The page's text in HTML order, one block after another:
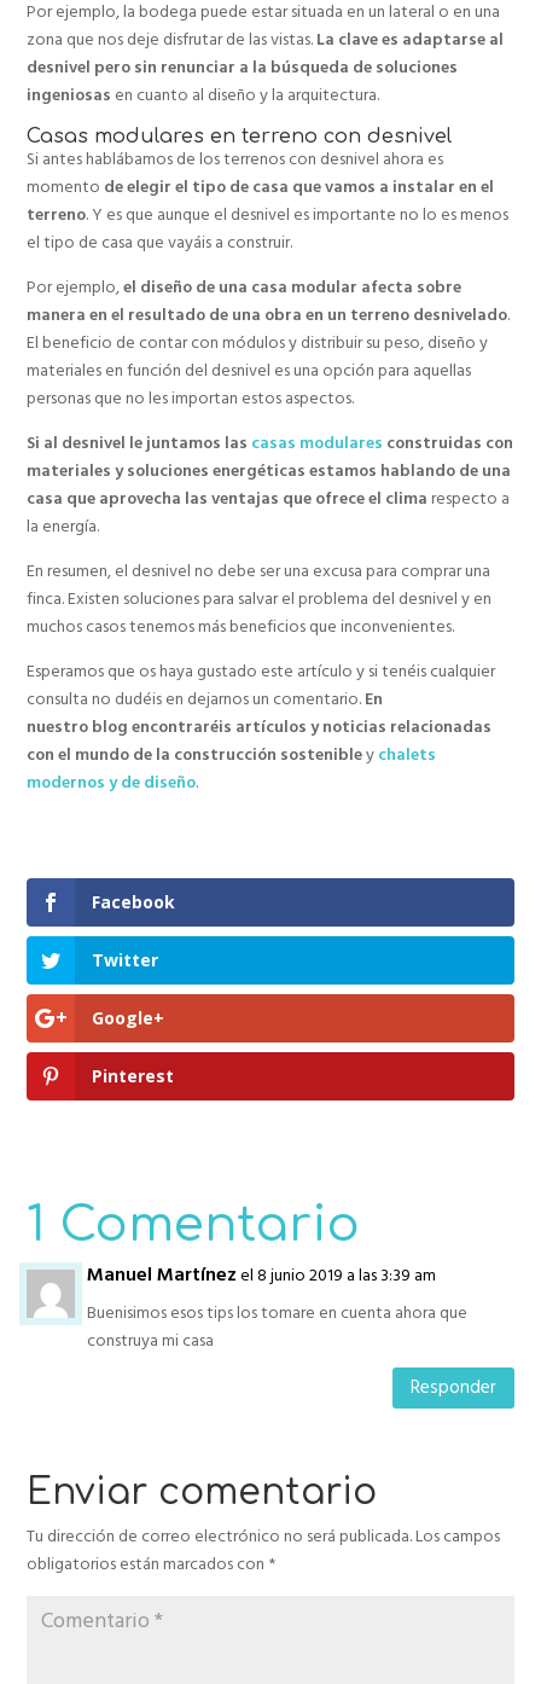
Por ejemplo, la bodega puede estar situada en un lateral o en una
zona que nos deje disfrutar de las vistas. La clave es adaptarse al
desnivel pero sin renunciar a la búsqueda de soluciones
ingeniosas en cuanto al diseño y la arquitectura.
Casas modulares en terreno con desnivel
Si antes hablábamos de los terrenos con desnivel ahora es
momento de elegir el tipo de casa que vamos a instalar en el
terreno. Y es que aunque el desnivel es importante no lo es menos
el tipo de casa que vayáis a construir.
Por ejemplo,el diseño de una casa modular afecta sobre
manera en el resultado de una obra en un terreno desnivelado.
El beneficio de contar con módulos y distribuir su peso, diseño y
materiales en función del desnivel es una opción para aquellas
personas que no les importan estos aspectos.
Si al desnivel le juntamos las casas modulares construidas con
materiales y soluciones energéticas estamos hablando de una
casa que aprovecha las ventajas que ofrece el clima respecto a
la energía.
En resumen, el desnivel no debe ser una excusa para comprar una
finca. Existen soluciones para salvar el problema del desnivel y en
muchos casos tenemos más beneficios que inconvenientes.
Esperamos que os haya gustado este artículo y si tenéis cualquier
consulta no dudéis en dejarnos un comentario. En
nuestro blog encontraréis artículos y noticias relacionadas
con el mundo de la construcción sostenibley chalets
modernos y de diseño.
Facebook
Twitter
Google+
Pinterest
1 Comentario
Manuel Martínez el 8 junio 2019 a las 3:39 am
Buenisimos esos tips los tomare en cuenta ahora que
construya mi casa
Responder
Enviar comentario
Tu dirección de correo electrónico no será publicada.Los campos
obligatorios están marcados con *